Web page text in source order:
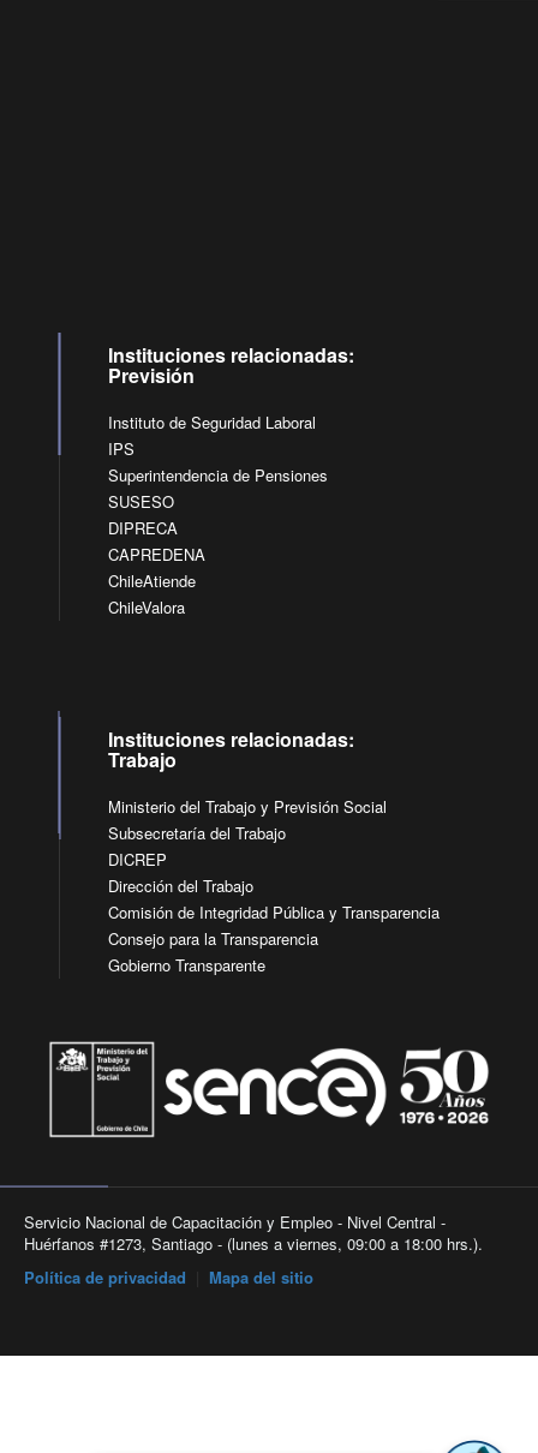
Instituciones relacionadas:
Previsión
Instituto de Seguridad Laboral
IPS
Superintendencia de Pensiones
SUSESO
DIPRECA
CAPREDENA
ChileAtiende
ChileValora
Instituciones relacionadas:
Trabajo
Ministerio del Trabajo y Previsión Social
Subsecretaría del Trabajo
DICREP
Dirección del Trabajo
Comisión de Integridad Pública y Transparencia
Consejo para la Transparencia
Gobierno Transparente
Servicio Nacional de Capacitación y Empleo - Nivel Central -
Huérfanos #1273, Santiago - (lunes a viernes, 09:00 a 18:00 hrs.).
Política de privacidad
Mapa del sitio